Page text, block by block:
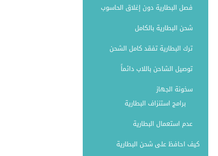
فصل البطارية دون إغلاق الحاسوب
شحن البطارية بالكامل
ترك البطارية تفقد كامل الشحن
توصيل الشاحن باللاب دائماً
سخونة الجهاز
برامج استنزاف البطارية
عدم استعمال البطارية
كيف احافظ على شحن البطارية